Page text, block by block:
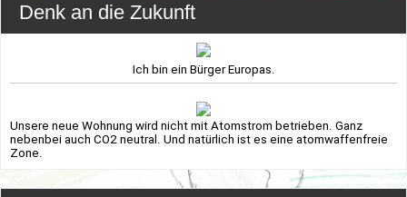
Denk an die Zukunft
Ich bin ein Bürger Europas.
Unsere neue Wohnung wird nicht mit Atomstrom betrieben. Ganz
nebenbei auch CO2 neutral. Und natürlich ist es eine atomwaffenfreie
Zone.